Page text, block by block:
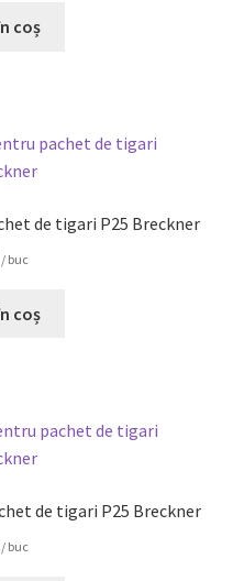
coș
de tigari P25 Breckner
/ buc
coș
de tigari P25 Breckner
/ buc